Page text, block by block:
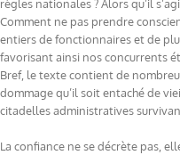
règles nationales ? Alors qu’il
Comment ne pas prendre
entiers de fonctionnaires et de
favorisant ainsi nos concurrents
Bref, le texte contient de
dommage qu’il soit entaché de
citadelles administratives
La confiance ne se décrète pas,